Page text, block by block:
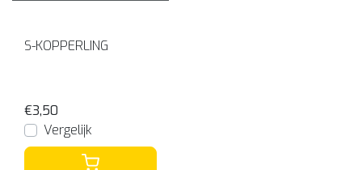
S-KOPPERLING
€3,50
Vergelijk